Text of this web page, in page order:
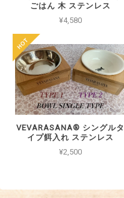
ごはん 木 ステンレス
¥4,580
VEVARASANA®︎ シングルタ
イプ餌入れ ステンレス
¥2,500